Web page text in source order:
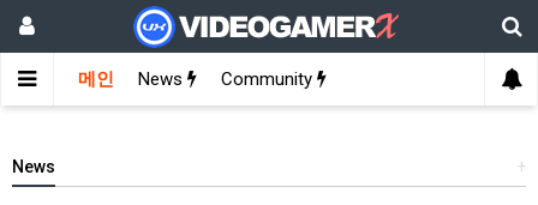
메인 News Community
+
News